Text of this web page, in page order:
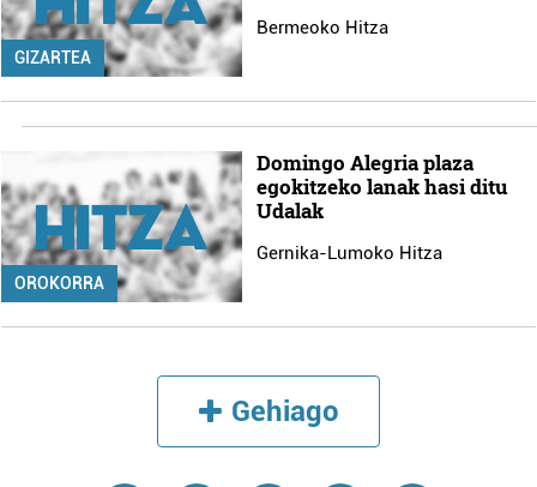
GIZARTEA
Bermeoko Hitza
OROKORRA
Domingo Alegria plaza
egokitzeko lanak hasi ditu
Udalak
Gernika-Lumoko Hitza
Gehiago